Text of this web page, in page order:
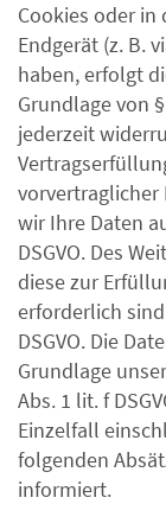
Cookies oder
Endgerät (z. B.
haben, erfolgt
Grundlage von
jederzeit
vorvertraglicher
wir Ihre Daten
DSGVO. Des
diese zur
erforderlich
DSGVO. Die
Grundlage
Abs. 1 lit. f
Einzelfall
folgenden
informiert.